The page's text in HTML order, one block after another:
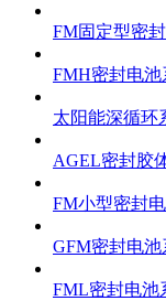
FM固定型密
FMH密封电池
太阳能深循环
AGEL密封胶
FM小型密封
GFM密封电池
FML密封电池